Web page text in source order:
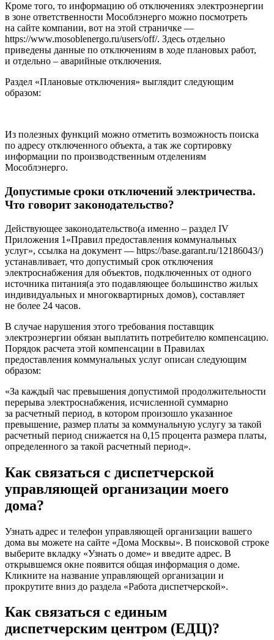
Кроме того, то информацию об отключениях электроэнергии
в зоне ответственности Мособлэнерго можно посмотреть
на сайте компании, вот на этой страничке —
https://www.mosoblenergo.ru/users/off/. Здесь отдельно
приведены данные по отключениям в ходе плановых работ,
и отдельно – аварийные отключения.
Раздел «Плановые отключения» выглядит следующим
образом:
Из полезных функций можно отметить возможность поиска
по адресу отключенного объекта, а так же сортировку
информации по производственным отделениям
Мособлэнерго.
Допустимые сроки отключений электричества.
Что говорит законодательство?
Действующее законодательство(а именно – раздел IV
Приложения 1«Правил предоставления коммунальных
услуг», ссылка на документ — https://base.garant.ru/12186043/)
устанавливает, что допустимый срок отключения
электроснабжения для объектов, подключенных от одного
источника питания(а это подавляющее большинство жилых
индивидуальных и многоквартирных домов), составляет
не более 24 часов.
В случае нарушения этого требования поставщик
электроэнергии обязан выплатить потребителю компенсацию.
Порядок расчета этой компенсации в Правилах
предоставления коммунальных услуг описан следующим
образом:
«За каждый час превышения допустимой продолжительности
перерыва электроснабжения, исчисленной суммарно
за расчетный период, в котором произошло указанное
превышение, размер платы за коммунальную услугу за такой
расчетный период снижается на 0,15 процента размера платы,
определенного за такой расчетный период».
Как связаться с диспетчерской
управляющей организации моего
дома?
Узнать адрес и телефон управляющей организации вашего
дома вы можете на сайте «Дома Москвы». В поисковой строке
выберите вкладку «Узнать о доме» и введите адрес. В
открывшемся окне появится общая информация о доме.
Кликните на название управляющей организации и
прокрутите вниз до раздела «Работа диспетчерской».
Как связаться с единым
диспетчерским центром (ЕДЦ)?